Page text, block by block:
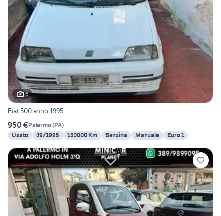
6
Fiat 500 anno 1995
950 €Palermo(PA)
Usato
09/1995 150000 Km Benzina Manuale Euro 1